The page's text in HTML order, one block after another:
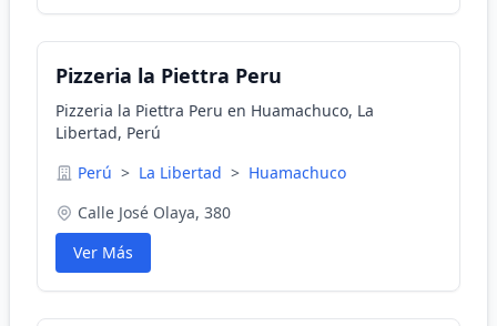
Pizzeria la Piettra Peru
Pizzeria la Piettra Peru en Huamachuco, La
Libertad, Perú
Perú > La Libertad > Huamachuco
Calle José Olaya, 380
Ver Más